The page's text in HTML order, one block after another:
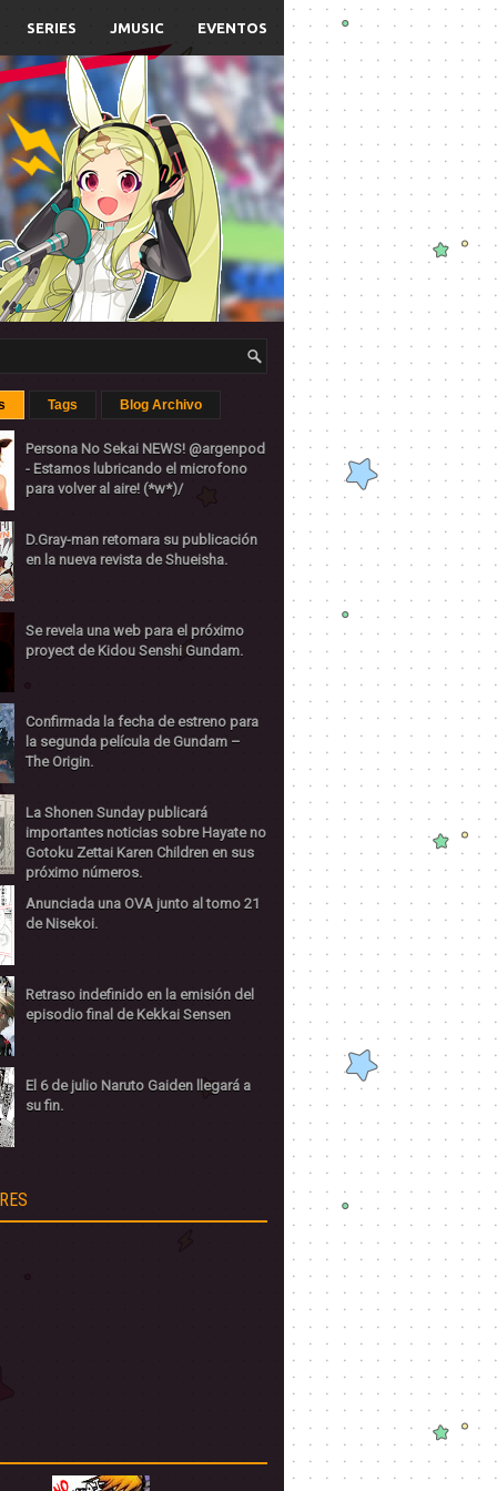
SERIES JMUSIC EVENTOS
Tags Blog Archivo
Persona No Sekai NEWS! @argenpod
- Estamos lubricando el microfono
para volver al aire! (*w*)/
D.Gray-man retomara su publicación
en la nueva revista de Shueisha.
Se revela una web para el próximo
proyect de Kidou Senshi Gundam.
Confirmada la fecha de estreno para
la segunda película de Gundam –
The Origin.
La Shonen Sunday publicará
importantes noticias sobre Hayate no
Gotoku Zettai Karen Children en sus
próximo números.
Anunciada una OVA junto al tomo 21
de Nisekoi.
Retraso indefinido en la emisión del
episodio final de Kekkai Sensen
El 6 de julio Naruto Gaiden llegará a
su fin.